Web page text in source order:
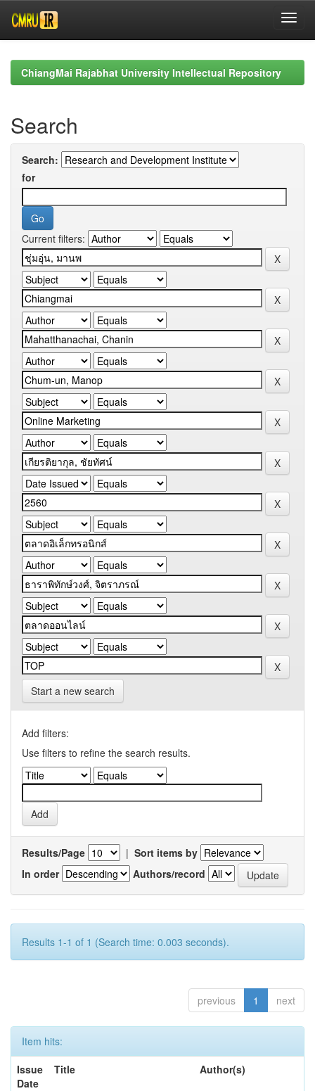
navigationChiangMai Rajabhat University Intellectual Repository
Search
Search:
for
Current filters:
Start a new search
Add filters:
Use filters to refine the search results.
Results/Page | Sort items by
In order
Authors/record
Results 1-1 of 1 (Search time: 0.003 seconds).
previous 1 next
Item hits:
Issue
Date
Title Author(s)